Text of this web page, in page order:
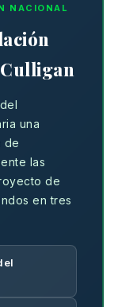
NACIONAL
una
de
las
de
en tres